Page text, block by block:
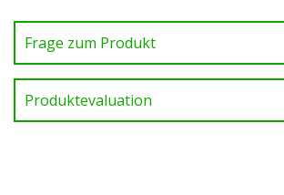
Frage zum Produkt
Produktevaluation